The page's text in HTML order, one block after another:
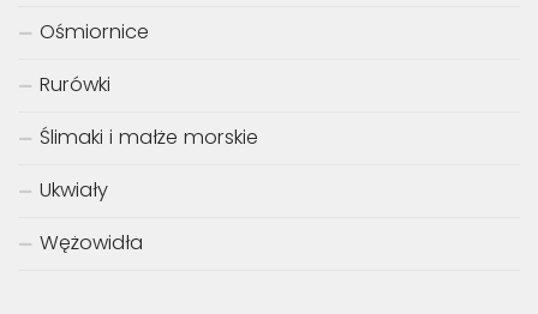
Ośmiornice
Rurówki
Ślimaki i małże morskie
Ukwiały
Wężowidła